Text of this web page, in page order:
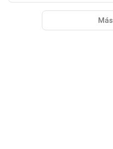
Más